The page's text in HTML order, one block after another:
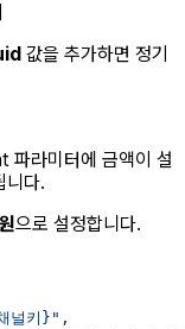
값을 추가하면 정기
파라미터에 금액이 설
니다.
으로 설정합니다.
널키}" ,